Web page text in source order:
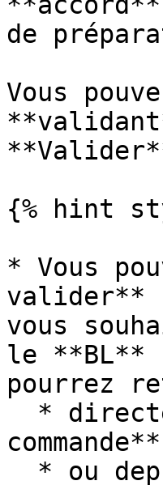
de
Vous
{% hint
* Vous
valider**
vous
le **BL**
pourrez